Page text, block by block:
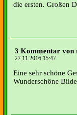
die ersten. Großen
3 Kommentar von
27.11.2016 15:47
Eine sehr schöne
Wunderschöne